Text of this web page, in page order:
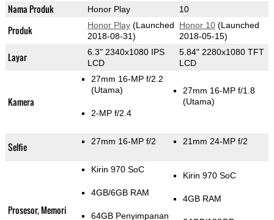
Nama Produk Honor Play 10
Produk Honor Play(Launched
2018-08-31)
Honor 10(Launched
2018-05-15)
Layar
6.3" 2340x1080 IPS
LCD
5.84" 2280x1080 TFT
LCD
Kamera
27mm 16-MP f/2.2
(Utama)
2-MP f/2.4
27mm 16-MP f/1.8
(Utama)
Selfie 27mm 16-MP f/2 21mm 24-MP f/2
Prosesor, Memori
Kirin 970 SoC
4GB/6GB RAM
64GB Penyimpanan
Kirin 970 SoC
4GB RAM